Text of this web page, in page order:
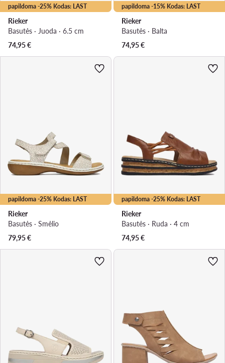
papildoma -25% Kodas: LAST
Rieker
Basutės · Juoda · 6.5 cm
74,95€
papildoma -15% Kodas: LAST
Rieker
Basutės · Balta
74,95€
papildoma -25% Kodas: LAST
Rieker
Basutės · Smėlio
79,95€
papildoma -25% Kodas: LAST
Rieker
Basutės · Ruda · 4 cm
74,95€